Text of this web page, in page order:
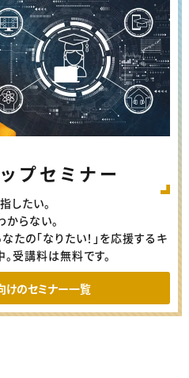
プセミナー
したい。
らない。
たの「なりたい！」を応援するキ
受講料は無料です。
けのセミナー一覧